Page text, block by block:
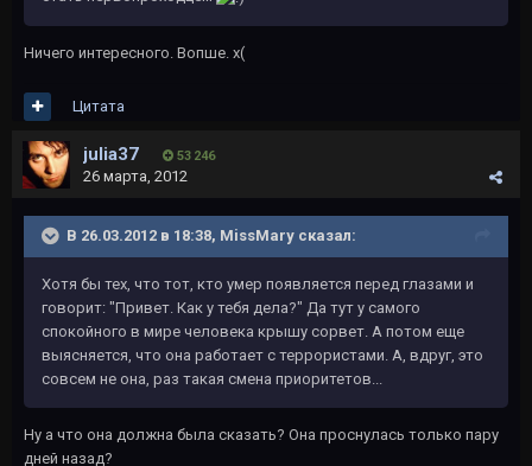
Ничего интересного. Вопше. х(
Цитата
julia37 53 246
26 марта, 2012
В 26.03.2012 в 18:38, MissMary сказал:
Хотя бы тех, что тот, кто умер появляется перед глазами и
говорит: "Привет. Как у тебя дела?" Да тут у самого
спокойного в мире человека крышу сорвет. А потом еще
выясняется, что она работает с террористами. А, вдруг, это
совсем не она, раз такая смена приоритетов...
Ну а что она должна была сказать? Она проснулась только пару
дней назад?